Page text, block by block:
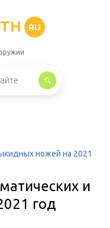
RU
ножей на 2021
и
год